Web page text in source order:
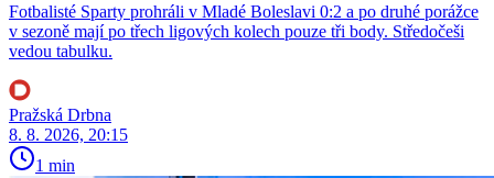
Fotbalisté Sparty prohráli v Mladé Boleslavi 0:2 a po druhé porážce
v sezoně mají po třech ligových kolech pouze tři body. Středočeši
vedou tabulku.
Pražská Drbna
8. 8. 2026, 20:15
1 min